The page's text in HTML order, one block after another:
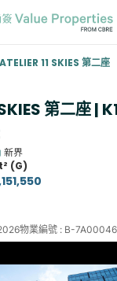
11 SKIES 第二座
第二座 |
新界
(G)
物業編號 : B-